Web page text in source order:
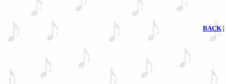
BACK |